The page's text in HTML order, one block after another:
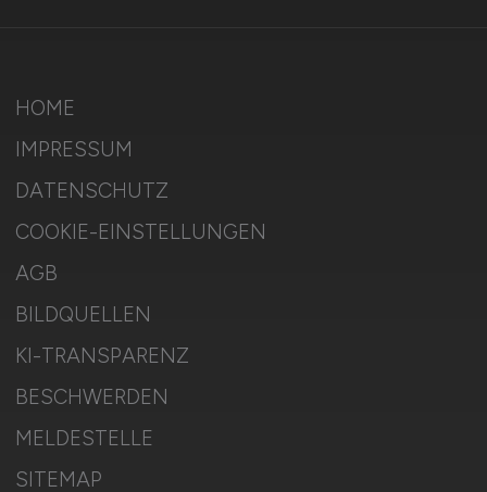
HOME
IMPRESSUM
DATENSCHUTZ
COOKIE-EINSTELLUNGEN
AGB
BILDQUELLEN
KI-TRANSPARENZ
BESCHWERDEN
MELDESTELLE
SITEMAP